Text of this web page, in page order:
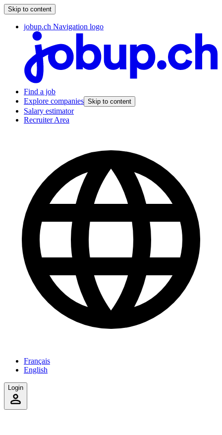
Skip to content
jobup.ch Navigation logo
Find a job
Explore companies Skip to content
Salary estimator
Recruiter Area
Français
English
Login